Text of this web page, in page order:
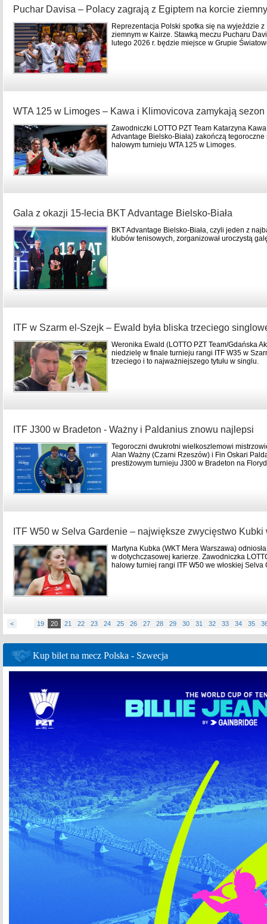
Puchar Davisa – Polacy zagrają z Egiptem na korcie
Reprezentacja Polski spotka się na wyjeździe
ziemnym w Kairze. Stawką meczu Pucharu
lutego 2026 r. będzie miejsce w Grupie
WTA 125 w Limoges – Kawa i Klimovicova zamykają
Zawodniczki LOTTO PZT Team Katarzyna
Advantage Bielsko-Biała) zakończą
halowym turnieju WTA 125 w Limoges.
Gala z okazji 15-lecia BKT Advantage Bielsko-Biała
BKT Advantage Bielsko-Biała, czyli jeden z
klubów tenisowych, zorganizował uroczystą
ITF w Szarm el-Szejk – Ewald była bliska trzeciego
Weronika Ewald (LOTTO PZT Team/Gdańska
niedzielę w finale turnieju rangi ITF W35 w
trzeciego i to najważniejszego tytułu w singlu.
ITF J300 w Bradeton - Ważny i Paldanius znowu najlepsi
Tegoroczni dwukrotni wielkoszlemowi
Alan Ważny (Czarni Rzeszów) i Fin Oskari
prestiżowym turnieju J300 w Bradeton na
ITF W50 w Selva Gardenie – największe zwycięstwo Kubki
Martyna Kubka (WKT Mera Warszawa)
w dotychczasowej karierze. Zawodniczka
halowy turniej rangi ITF W50 we włoskiej Selva
< 19 20 21 22 23 24 25 26 27 28 29 30 31 32 33 34 35
Kup bilet na mecz Polska - Szwecja